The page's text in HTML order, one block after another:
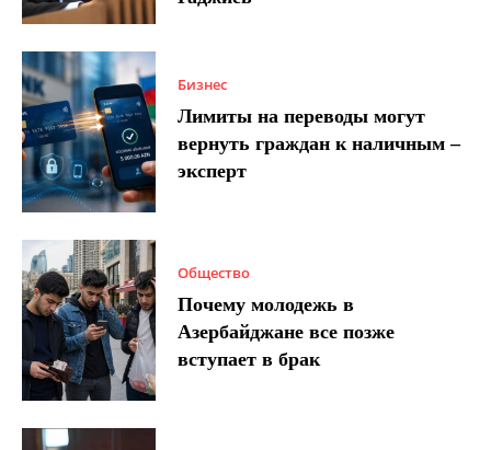
Бизнес
Лимиты на переводы могут
вернуть граждан к наличным –
эксперт
Общество
Почему молодежь в
Азербайджане все позже
вступает в брак